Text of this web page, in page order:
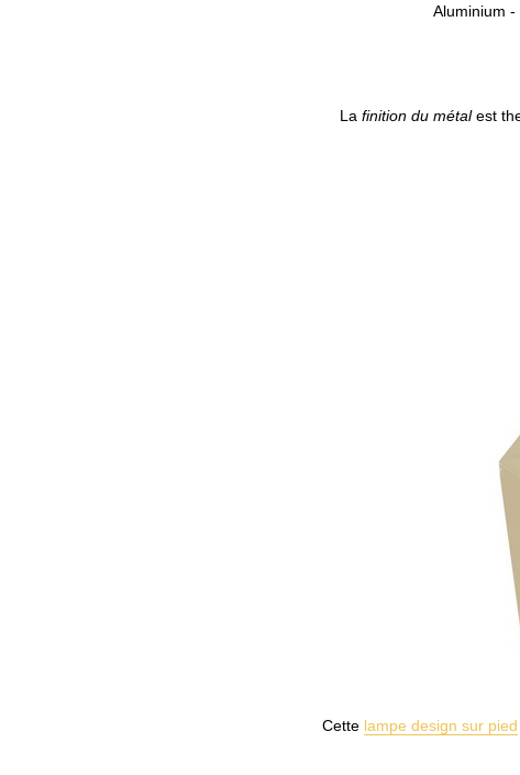
Aluminium
La finition du métalest
Cette lampe design sur pied